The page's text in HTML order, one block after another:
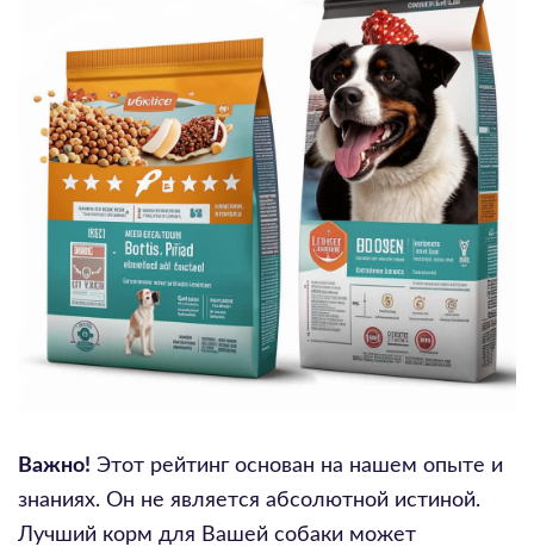
Важно! Этот рейтинг основан на нашем опыте и
знаниях. Он не является абсолютной истиной.
Лучший корм для Вашей собаки может